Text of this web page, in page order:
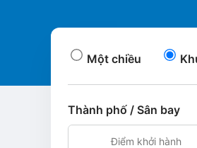
Một chiều
Thành phố / Sân bay